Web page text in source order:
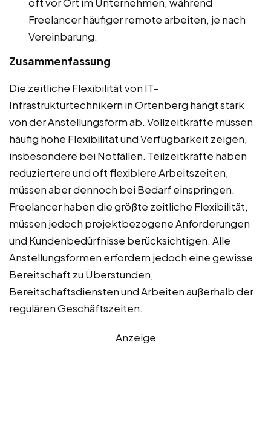
Freelancer häufiger remote arbeiten, je nach
Vereinbarung.
Zusammenfassung
Die zeitliche Flexibilität von IT-
Infrastrukturtechnikern in Ortenberg hängt stark
von der Anstellungsform ab. Vollzeitkräfte müssen
häufig hohe Flexibilität und Verfügbarkeit zeigen,
insbesondere bei Notfällen. Teilzeitkräfte haben
reduziertere und oft flexiblere Arbeitszeiten,
müssen aber dennoch bei Bedarf einspringen.
Freelancer haben die größte zeitliche Flexibilität,
müssen jedoch projektbezogene Anforderungen
und Kundenbedürfnisse berücksichtigen. Alle
Anstellungsformen erfordern jedoch eine gewisse
Bereitschaft zu Überstunden,
Bereitschaftsdiensten und Arbeiten außerhalb der
regulären Geschäftszeiten.
Anzeige